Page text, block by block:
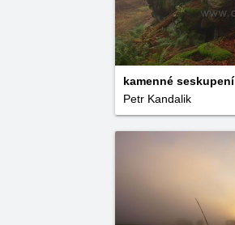
kamenné seskupení
Petr Kandalik